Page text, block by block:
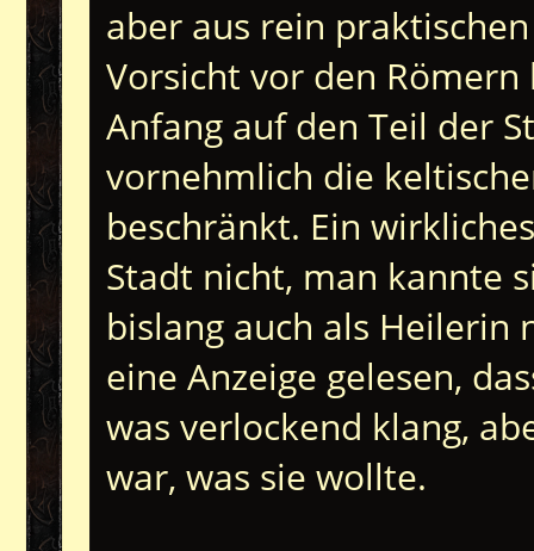
aber aus rein
Vorsicht vor den
Anfang auf den Teil der
vornehmlich die
beschränkt. Ein
Stadt nicht, man kannte
bislang auch als Heilerin
eine Anzeige gelesen,
was verlockend klang,
war, was sie wollte.